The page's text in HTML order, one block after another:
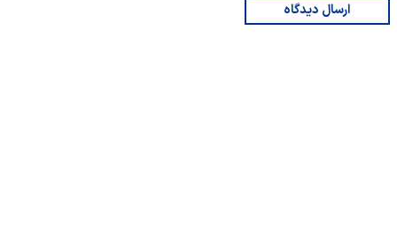
ارسال دیدگاه